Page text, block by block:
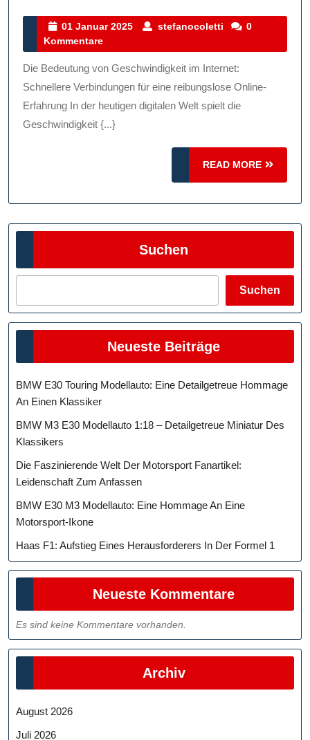
Von
Internet:
01 Januar 2025
01
2025
stefanocoletti stefanocoletti
0
Kommentare
Die Bedeutung von Geschwindigkeit im Internet:
Schnellere Verbindungen für eine reibungslose Online-
Erfahrung In der heutigen digitalen Welt spielt die
Geschwindigkeit {...}
READ MORE
READ
MORE
Suchen
Suchen
Neueste Beiträge
BMW E30 Touring Modellauto: Eine Detailgetreue Hommage
An Einen Klassiker
BMW M3 E30 Modellauto 1:18 – Detailgetreue Miniatur Des
Klassikers
Die Faszinierende Welt Der Motorsport Fanartikel:
Leidenschaft Zum Anfassen
BMW E30 M3 Modellauto: Eine Hommage An Eine
Motorsport-Ikone
Haas F1: Aufstieg Eines Herausforderers In Der Formel 1
Neueste Kommentare
Es sind keine Kommentare vorhanden.
Archiv
August 2026
Juli 2026